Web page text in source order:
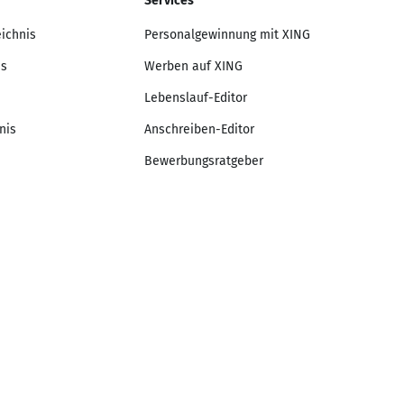
Personalgewinnung mit XING
Werben auf XING
Lebenslauf-Editor
Anschreiben-Editor
Bewerbungsratgeber